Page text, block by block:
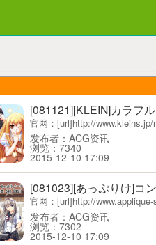
[081121][KLEIN]カラフ
官网：[url]http://www.kleins.jp/
发布者：ACG资讯
浏览：7340
2015-12-10 17:09
[081023][あっぷりけ]コ
官网：[url]http://
发布者：ACG资讯
浏览：7302
2015-12-10 17:09